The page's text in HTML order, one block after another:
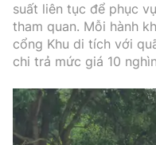
suất liên tục để phục
tham quan. Mỗi hành
cổng Khu di tích với
chi trả mức giá 10